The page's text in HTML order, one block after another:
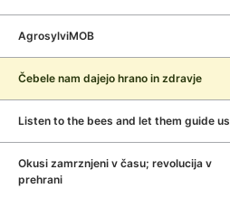
AgrosylviMOB
Čebele nam dajejo hrano in zdravje
Listen to the bees and let them guide us
Okusi zamrznjeni v času; revolucija v
prehrani